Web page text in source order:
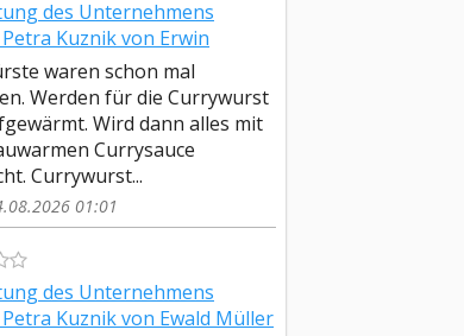
des Unternehmens
Kuznik von Erwin
waren schon mal
Werden für die Currywurst
Wird dann alles mit
Currysauce
Currywurst...
01:01
des Unternehmens
Kuznik von Ewald Müller